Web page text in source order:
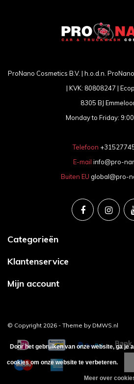
ProNano Cosmetics B.V. | h.o.d.n.
| KVK: 80808247 |
8305 BJ
Monday to Friday:
Telefoon
E-mail info@pro-
Buiten EU global@pro-
Categorieën
Klantenservice
Mijn account
© Copyright 2026 - Theme by DMWS.nl
Door het gebruiken van onze website, ga je
cookies om onze website te verbeteren.
Meer over